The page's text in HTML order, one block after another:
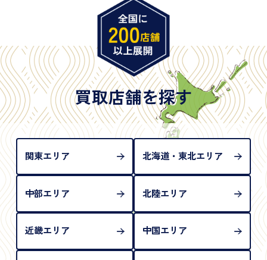
※原則として「公的機関が発行し、氏名、住所、生
年月日が記載されているもの
※日本国政府発行のもの
※2020年2月4日以降に申請された新型パスポートに
は「所持人記入欄（住所記載欄）」が存在しないた
め、単体では古物営業法上の本人確認書類として認
められない（住所確認ができないため）。補助書類
が必要となります
買取店舗を探す
関東エリア 北海道・東北エリア
中部エリア 北陸エリア
近畿エリア 中国エリア